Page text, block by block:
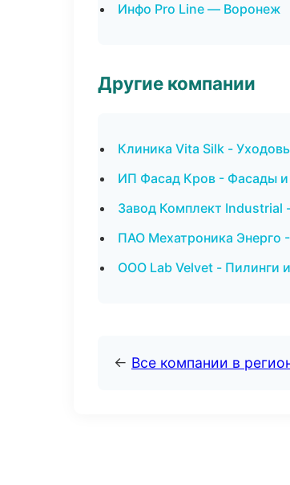
Инфо Pro Line — Воронеж
Другие компании
Клиника Vita Silk -
ИП Фасад Кров - Фасады
Завод Комплект Industrial
ПАО Мехатроника Энерго
ООО Lab Velvet - Пилинги
← Все компании в